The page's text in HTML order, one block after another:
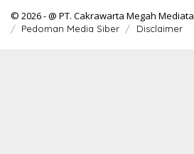
© 2026 - @ PT. Cakrawarta Megah
Pedoman Media Siber Disclaimer